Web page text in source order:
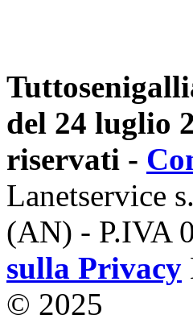
del 24 luglio
riservati -
Lanetservice
(AN) - P.IVA
sulla Privacy
© 2025